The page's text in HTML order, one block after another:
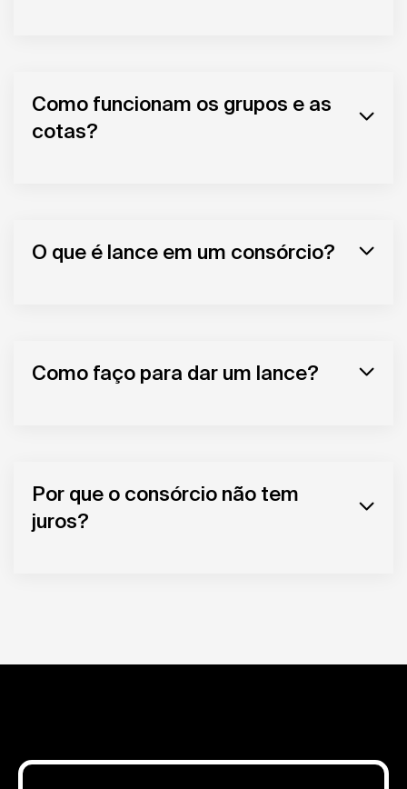
Como funcionam os grupos e as
cotas?
O que é lance em um consórcio?
Como faço para dar um lance?
Por que o consórcio não tem
juros?